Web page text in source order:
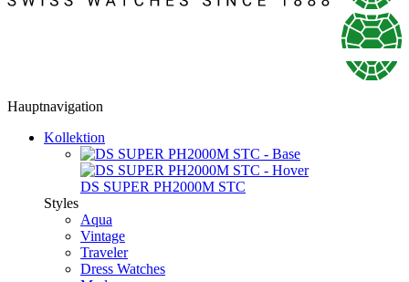
Hauptnavigation
Kollektion
DS SUPER PH2000M STC
Styles
Aqua
Vintage
Traveler
Dress Watches